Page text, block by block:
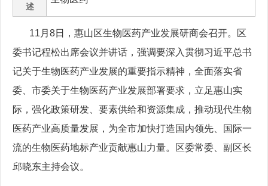
述
11 月 8日，惠山区生物医药产业发展研商会召开。区
委书记程松出席会议并讲话，强调要深入贯彻习近平总书
记关于生物医药产业发展的重要指示精神，全面落实省
委、市委关于生物医药产业发展部署要求，立足惠山实
际，强化政策研发、要素供给和资源集成，推动现代生物
医药产业高质量发展，为全市加快打造国内领先、国际一
流的生物医药地标产业贡献惠山力量。区委常委、副区长
邱晓东主持会议。